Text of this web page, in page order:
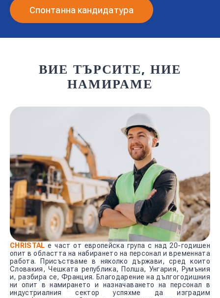
Спонтанна кандидатура
ВИЕ ТЪРСИТЕ, НИЕ
НАМИРАМЕ
CHRISTAL e част от европейска група с над 20-годишен
опит в областта на набирането на персонал и временната
работа. Присъстваме в няколко държави, сред които
Словакия, Чешката република, Полша, Унгария, Румъния
и, разбира се, Франция. Благодарение на дългогодишния
ни опит в намирането и назначаването на персонал в
индустриалния сектор успяхме да изградим